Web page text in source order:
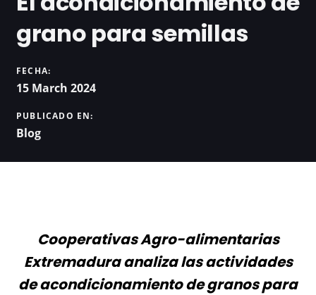
grano para semillas
FECHA:
15 March 2024
PUBLICADO EN:
Blog
Cooperativas Agro-alimentarias
Extremadura analiza las actividades
de acondicionamiento de granos para